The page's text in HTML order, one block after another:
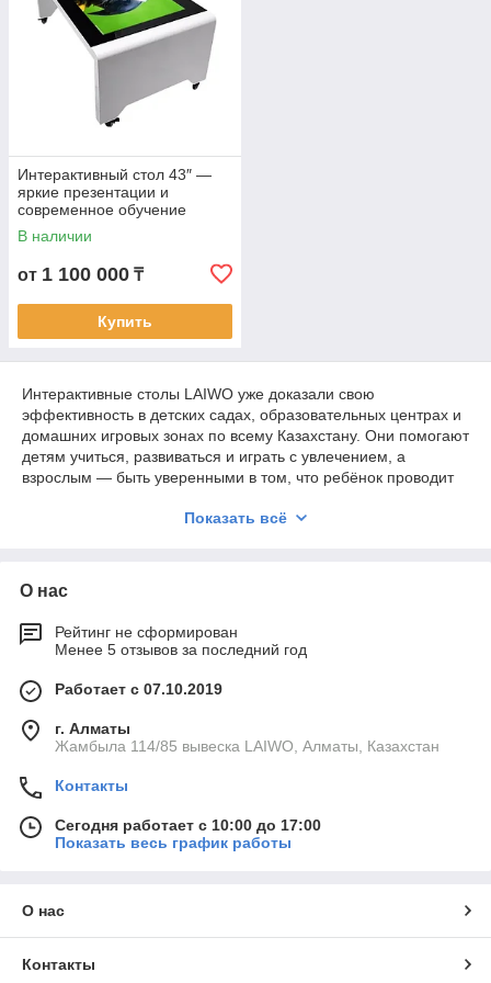
Что вы получаете с LAIWO:
✔ Увлекательное обучение без скуки
✔ Инновационное оборудование, которое привлекает
✔ Готовое решение «включил и играешь»
Казахстану
🌟Сенсорный стол LAIWO — это инвестиция в развитие,
интерес и интеллект детей.
Пусть каждый день будет ярким, познавательным и по-
настоящему интерактивным!
Интерактивный стол 43″ —
яркие презентации и
современное обучение
В наличии
от 1 100 000 ₸
Купить
Интерактивные столы LAIWO уже доказали свою
эффективность в детских садах, образовательных центрах и
домашних игровых зонах по всему Казахстану. Они помогают
детям учиться, развиваться и играть с увлечением, а
взрослым — быть уверенными в том, что ребёнок проводит
Благодаря сенсорному управлению, яркому экрану и
любого пространства. Простая установка, удобный
постоянного использования.
Если вы ищете технологичное, увлекательное и безопасное
решение для развития детей —
LAIWO станут отличным выбором
мы поможем подобрать модель под ваши задачи и бюджет.
Показать всё
О нас
Рейтинг не сформирован
Менее 5 отзывов за последний год
Работает с 07.10.2019
г. Алматы
Жамбыла 114/85 вывеска LAIWO, Алматы, Казахстан
Контакты
Сегодня работает с 10:00 до 17:00
Показать весь график работы
О нас
Контакты